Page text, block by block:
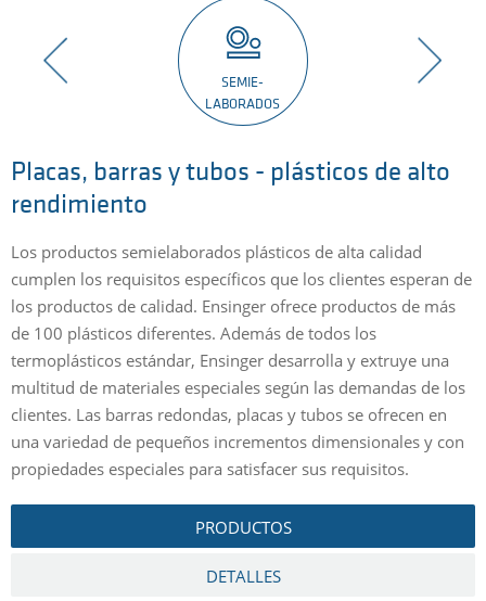
SEMIE-
LABORADOS
Placas, barras y tubos - plásticos de alto
rendimiento
Los productos semielaborados plásticos de alta calidad
cumplen los requisitos específicos que los clientes esperan de
los productos de calidad. Ensinger ofrece productos de más
de 100 plásticos diferentes. Además de todos los
termoplásticos estándar, Ensinger desarrolla y extruye una
multitud de materiales especiales según las demandas de los
clientes. Las barras redondas, placas y tubos se ofrecen en
una variedad de pequeños incrementos dimensionales y con
propiedades especiales para satisfacer sus requisitos.
PRODUCTOS
DETALLES